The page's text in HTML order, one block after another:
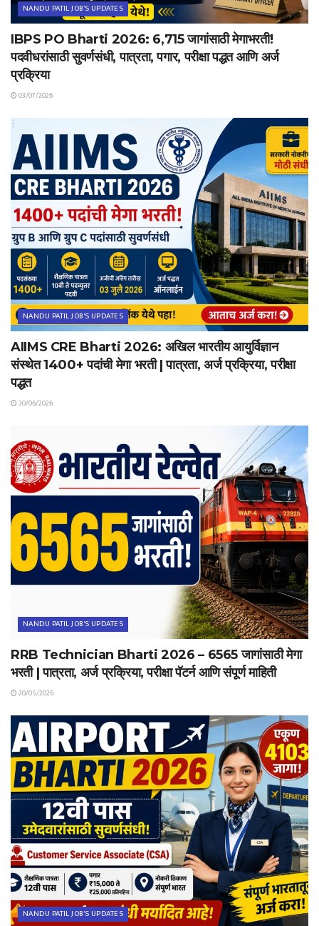
NANDU PATIL JOB'S UPDATES
IBPS PO Bharti 2026: 6,715 जागांसाठी मेगाभरती!
पदवीधरांसाठी सुवर्णसंधी, पात्रता, पगार, परीक्षा पद्धत आणि अर्ज
प्रक्रिया
03/07/2026
NANDU PATIL JOB'S UPDATES
AIIMS CRE Bharti 2026: अखिल भारतीय आयुर्विज्ञान
संस्थेत 1400+ पदांची मेगा भरती | पात्रता, अर्ज प्रक्रिया, परीक्षा
पद्धत
30/06/2026
NANDU PATIL JOB'S UPDATES
RRB Technician Bharti 2026 – 6565 जागांसाठी मेगा
भरती | पात्रता, अर्ज प्रक्रिया, परीक्षा पॅटर्न आणि संपूर्ण माहिती
20/05/2026
NANDU PATIL JOB'S UPDATES